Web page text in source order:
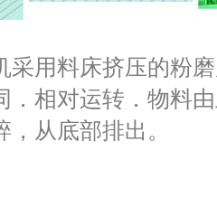
采用料床挤压的粉
．相对运转．物料
从底部排出。